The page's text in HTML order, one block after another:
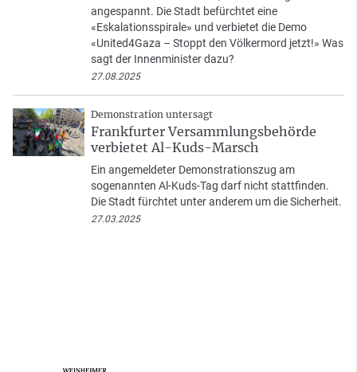
angespannt. Die Stadt befürchtet eine
«Eskalationsspirale» und verbietet die Demo
«United4Gaza – Stoppt den Völkermord jetzt!» Was
sagt der Innenminister dazu?
27.08.2025
Demonstration untersagt
Frankfurter Versammlungsbehörde
verbietet Al-Kuds-Marsch
Ein angemeldeter Demonstrationszug am
sogenannten Al-Kuds-Tag darf nicht stattfinden.
Die Stadt fürchtet unter anderem um die Sicherheit.
27.03.2025